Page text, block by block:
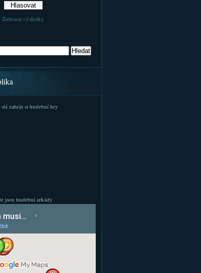
Zobrazit výsledky
zahrát si hudební hry
jsou hudební arkády